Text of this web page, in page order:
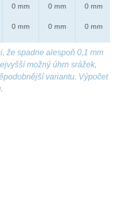
0 mm
0 mm
0 mm
0 mm
0 mm
0 mm
že spadne alespoň 0,1 mm
možný úhrn srážek,
variantu. Výpočet